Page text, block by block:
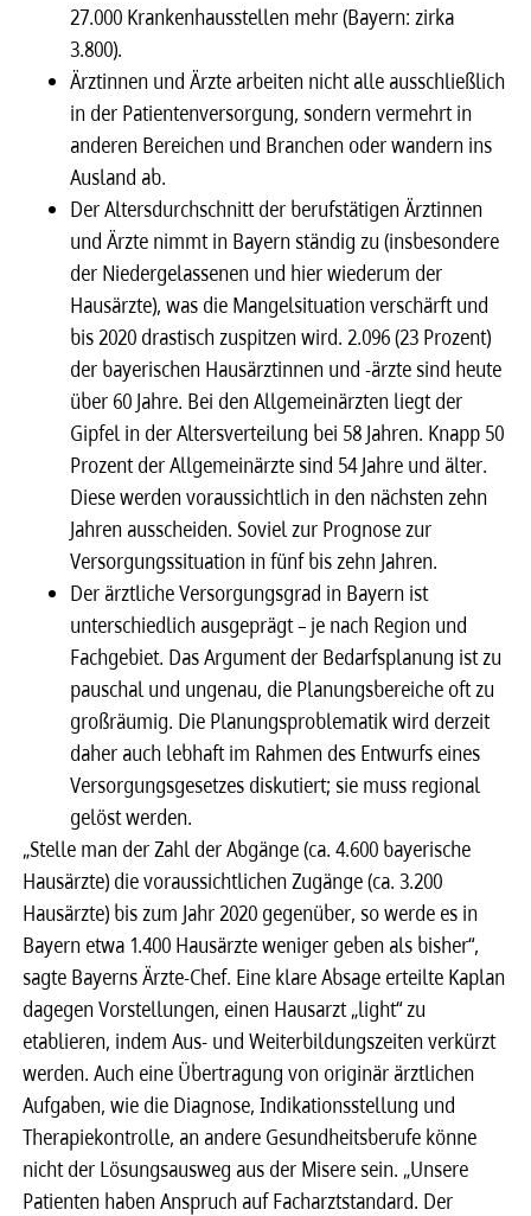
27.000 Krankenhausstellen mehr (Bayern: zirka
3.800).
Ärztinnen und Ärzte arbeiten nicht alle ausschließlich
in der Patientenversorgung, sondern vermehrt in
anderen Bereichen und Branchen oder wandern ins
Ausland ab.
Der Altersdurchschnitt der berufstätigen Ärztinnen
und Ärzte nimmt in Bayern ständig zu (insbesondere
der Niedergelassenen und hier wiederum der
Hausärzte), was die Mangelsituation verschärft und
bis 2020 drastisch zuspitzen wird. 2.096 (23 Prozent)
der bayerischen Hausärztinnen und -ärzte sind heute
über 60 Jahre. Bei den Allgemeinärzten liegt der
Gipfel in der Altersverteilung bei 58 Jahren. Knapp 50
Prozent der Allgemeinärzte sind 54 Jahre und älter.
Diese werden voraussichtlich in den nächsten zehn
Jahren ausscheiden. Soviel zur Prognose zur
Versorgungssituation in fünf bis zehn Jahren.
Der ärztliche Versorgungsgrad in Bayern ist
unterschiedlich ausgeprägt – je nach Region und
Fachgebiet. Das Argument der Bedarfsplanung ist zu
pauschal und ungenau, die Planungsbereiche oft zu
großräumig. Die Planungsproblematik wird derzeit
daher auch lebhaft im Rahmen des Entwurfs eines
Versorgungsgesetzes diskutiert; sie muss regional
gelöst werden.
„Stelle man der Zahl der Abgänge (ca. 4.600 bayerische
Hausärzte) die voraussichtlichen Zugänge (ca. 3.200
Hausärzte) bis zum Jahr 2020 gegenüber, so werde es in
Bayern etwa 1.400 Hausärzte weniger geben als bisher“,
sagte Bayerns Ärzte-Chef. Eine klare Absage erteilte Kaplan
dagegen Vorstellungen, einen Hausarzt „light“ zu
etablieren, indem Aus- und Weiterbildungszeiten verkürzt
werden. Auch eine Übertragung von originär ärztlichen
Aufgaben, wie die Diagnose, Indikationsstellung und
Therapiekontrolle, an andere Gesundheitsberufe könne
nicht der Lösungsausweg aus der Misere sein. „Unsere
Patienten haben Anspruch auf Facharztstandard. Der